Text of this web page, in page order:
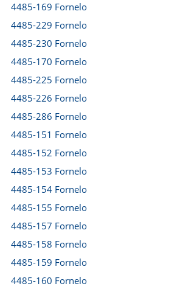
4485-169 Fornelo
4485-229 Fornelo
4485-230 Fornelo
4485-170 Fornelo
4485-225 Fornelo
4485-226 Fornelo
4485-286 Fornelo
4485-151 Fornelo
4485-152 Fornelo
4485-153 Fornelo
4485-154 Fornelo
4485-155 Fornelo
4485-157 Fornelo
4485-158 Fornelo
4485-159 Fornelo
4485-160 Fornelo